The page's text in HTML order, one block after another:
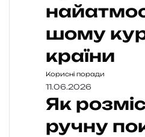
шому
країни
Корисні поради
11.06.2026
Як
ручну